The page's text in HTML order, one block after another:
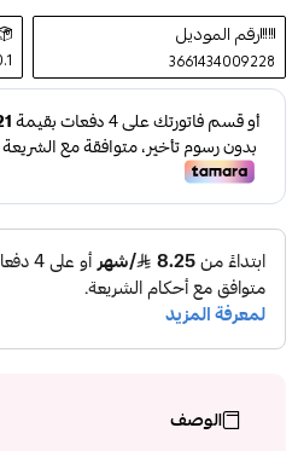
رقم الموديل
3661434009228
0.1
الوصف